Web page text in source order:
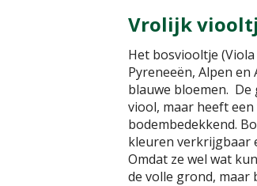
Vrolijk
Het bosviooltje
Pyreneeën, Alpen
blauwe bloemen.
viool, maar heeft
bodembedekkend.
kleuren verkrijgbaar
Omdat ze wel wat
de volle grond, maar